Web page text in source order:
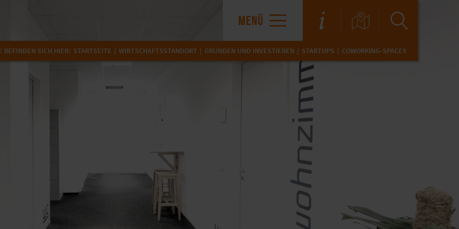
MENÜ
BEFINDEN SICH HIER: STARTSEITE WIRTSCHAFTSSTANDORT GRÜNDEN UND INVESTIEREN STARTUPS COWORKING-SPACES